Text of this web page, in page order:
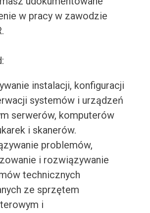
w pracy w zawodzie
instalacji, konfiguracji
systemów i urządzeń
serwerów, komputerów
i skanerów.
problemów,
i rozwiązywanie
technicznych
ze sprzętem
i